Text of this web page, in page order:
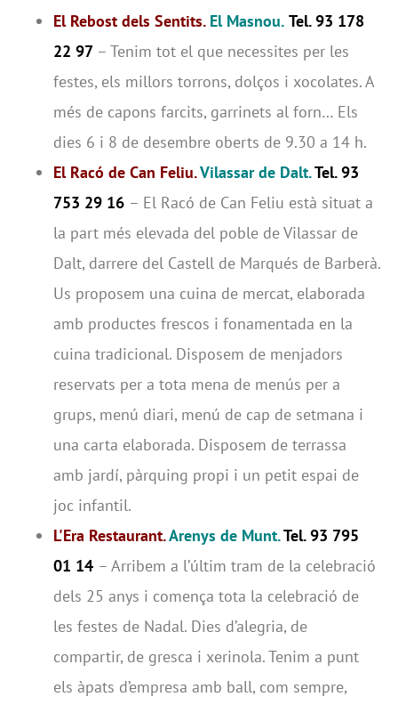
El Rebost dels Sentits. El Masnou. Tel. 93 178
22 97 – Tenim tot el que necessites per les
festes, els millors torrons, dolços i xocolates. A
més de capons farcits, garrinets al forn… Els
dies 6 i 8 de desembre oberts de 9.30 a 14 h.
El Racó de Can Feliu.Vilassar de Dalt.Tel. 93
753 29 16 – El Racó de Can Feliu està situat a
la part més elevada del poble de Vilassar de
Dalt, darrere del Castell de Marqués de Barberà.
Us proposem una cuina de mercat, elaborada
amb productes frescos i fonamentada en la
cuina tradicional. Disposem de menjadors
reservats per a tota mena de menús per a
grups, menú diari, menú de cap de setmana i
una carta elaborada. Disposem de terrassa
amb jardí, pàrquing propi i un petit espai de
joc infantil.
L'Era Restaurant.Arenys de Munt.Tel.93 795
01 14 – Arribem a l’últim tram de la celebració
dels 25 anys i comença tota la celebració de
les festes de Nadal. Dies d’alegria, de
compartir, de gresca i xerinola. Tenim a punt
els àpats d’empresa amb ball, com sempre,